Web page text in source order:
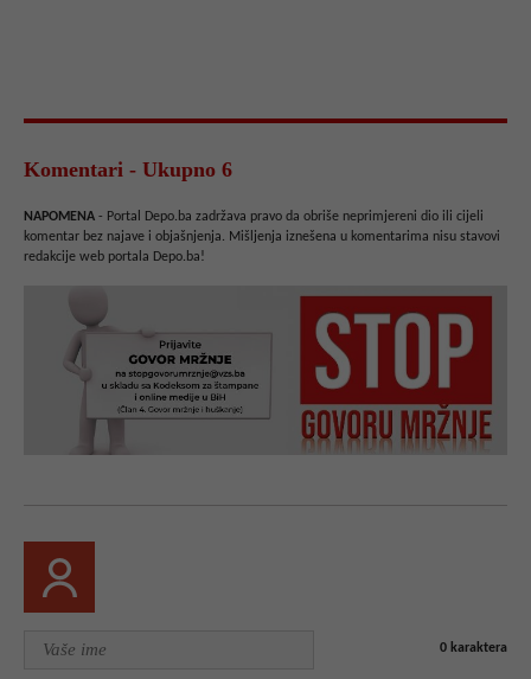
Komentari - Ukupno 6
NAPOMENA - Portal Depo.ba zadržava pravo da obriše neprimjereni dio ili cijeli
komentar bez najave i objašnjenja. Mišljenja iznešena u komentarima nisu stavovi
redakcije web portala Depo.ba!
0 karaktera